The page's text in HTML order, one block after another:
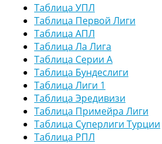
Таблица УПЛ
Таблица Первой Лиги
Таблица АПЛ
Таблица Ла Лига
Таблица Серии А
Таблица Бундеслиги
Таблица Лиги 1
Таблица Эредивизи
Таблица Примейра Лиги
Таблица Суперлиги Турции
Таблица РПЛ